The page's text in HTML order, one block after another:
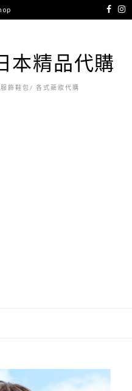
本精品代購
飾鞋包/ 各式藥妝代購